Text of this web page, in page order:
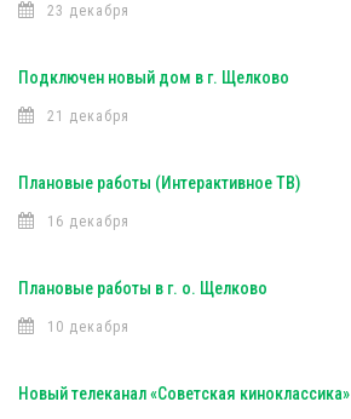
23 декабря
Подключен новый дом в г. Щелково
21 декабря
Плановые работы (Интерактивное ТВ)
16 декабря
Плановые работы в г. о. Щелково
10 декабря
Новый телеканал «Советская киноклассика»